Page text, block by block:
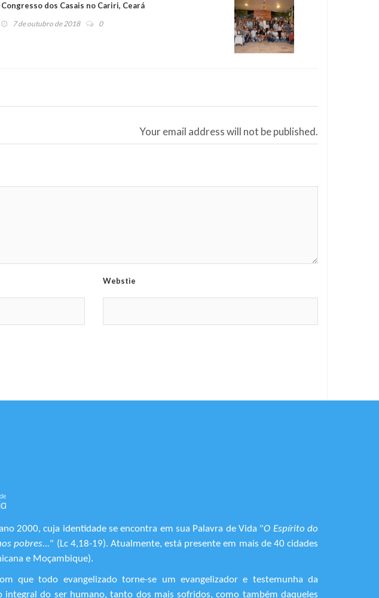
Congresso dos Casais no Cariri, Ceará
7 de outubro de 2018 0
Your email address will not be published.
Webstie
2000, cuja identidade se encontra em sua Palavra de Vida "O Espírito do
pobres..." (Lc 4,18-19). Atualmente, está presente em mais de 40 cidades
e Moçambique).
que todo evangelizado torne-se um evangelizador e testemunha da
integral do ser humano, tanto dos mais sofridos, como também daqueles